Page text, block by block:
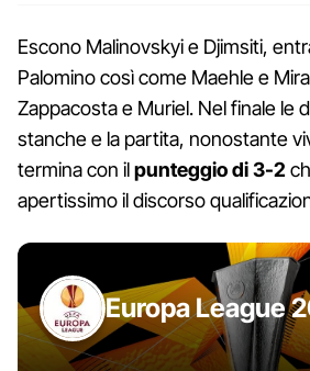
Escono Malinovskyi e Djimsiti,
Palomino così come Maehle e
Zappacosta e Muriel. Nel finale le
stanche e la partita, nonostante
termina con ilpunteggio di 3-2
apertissimo il discorso
Europa League